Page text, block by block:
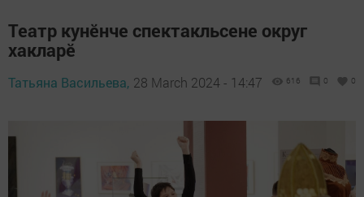
Театр кунӗнче спектакльсене округ
хакларӗ
Татьяна Васильева, 28 March 2024 - 14:47 616 0 0